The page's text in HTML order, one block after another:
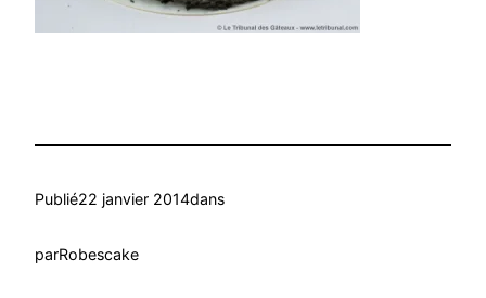
Publié22 janvier 2014dans
parRobescake